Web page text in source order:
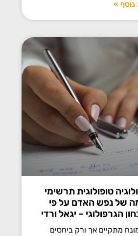
נוסף »
טופולוגית תרשימי
של נפש האדם על פי
הגרפולוגי – יגאל ורדי
מתקיים אך ורק ביחסים